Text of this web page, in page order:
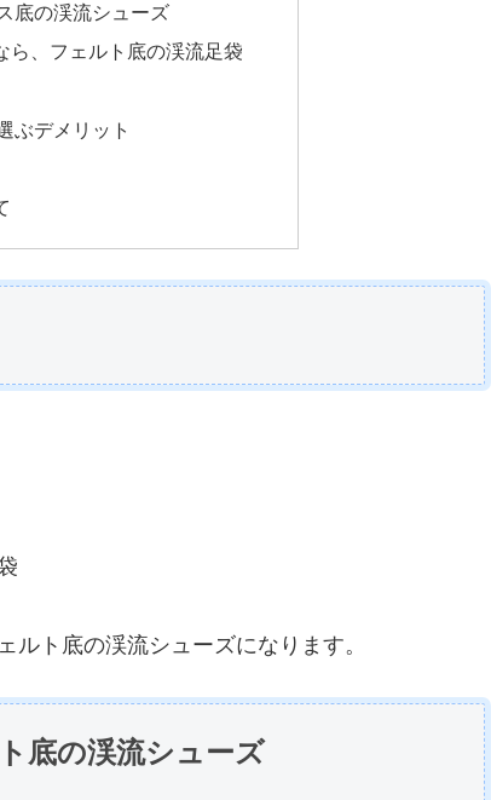
底の渓流シューズ
ら、フェルト底の渓流足袋
ぶデメリット
ト底の渓流シューズになります。
底の渓流シューズ